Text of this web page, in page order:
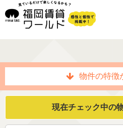
物件の特徴
現在チェック中の